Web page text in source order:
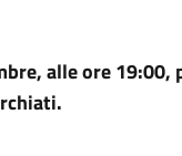
alle ore